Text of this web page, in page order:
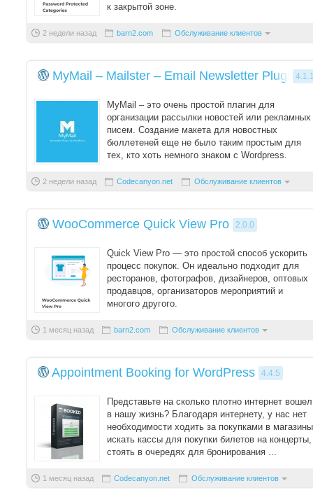
к закрытой зоне.
2 недели назад barn2.com Обслуживание клиентов
MyMail – Mailster – Email Newsletter Plugin
MyMail – это очень простой плагин для
организации рассылки новостей или рекламных
писем. Создание макета для новостных
бюллетеней еще не было таким простым для
тех, кто хоть немного знаком с Wordpress.
2 недели назад Codecanyon.net Обслуживание клиентов
WooCommerce Quick View Pro 2.0.0
Quick View Pro — это простой способ ускорить
процесс покупок. Он идеально подходит для
ресторанов, фотографов, дизайнеров, оптовых
продавцов, организаторов мероприятий и
многого другого.
1 месяц назад barn2.com Обслуживание клиентов
Appointment Booking for WordPress 4.4.5
Представьте на сколько плотно интернет вошел
в нашу жизнь? Благодаря интернету, у нас нет
необходимости ходить за покупками в
искать кассы для покупки билетов на концерты,
стоять в очередях для бронирования ...
1 месяц назад Codecanyon.net Обслуживание клиентов